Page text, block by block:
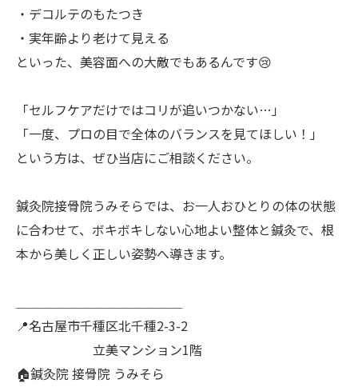
・デコルテのもたつき
・実年齢より老けて見える
といった、美容面への大敵でもあるんです😢
「セルフケアだけではコリが追いつかない…」
「一度、プロの目で全体のバランスを見てほしい！」
という方は、ぜひ当店にご相談ください。
鍼灸院接骨院うみそらでは、お一人おひとりの体の状態
に合わせて、ボキボキしない心地よい整体と鍼灸で、根
本から美しく正しい姿勢へ導きます。
📍名古屋市千種区北千種2-3-2
立美マンション1階
🏠鍼灸院 接骨院 うみそら